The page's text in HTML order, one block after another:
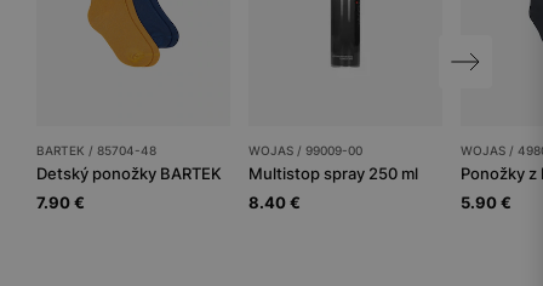
BARTEK / 85704-48
Detský ponožky BARTEK
7.90 €
WOJAS / 99009-00
Multistop spray 250 ml
8.40 €
WOJAS /
Ponožky z
5.90 €